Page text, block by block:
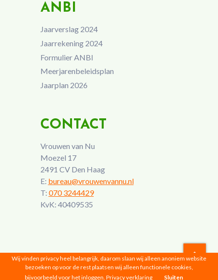
ANBI
Jaarverslag 2024
Jaarrekening 2024
Formulier ANBI
Meerjarenbeleidsplan
Jaarplan 2026
CONTACT
Vrouwen van Nu
Moezel 17
2491 CV Den Haag
E: bureau@vrouwenvannu.nl
T: 070 3244429
KvK: 40409535
Vrouwen van Nu © 2026 |Privacyverklaring
Wij vinden privacy heel belangrijk, daarom slaan wij alleen anoniem website
bezoeken op voor de rest plaatsen wij alleen functionele cookies,
bijvoorbeeld voor het inloggen. Privacy verklaring Sluiten